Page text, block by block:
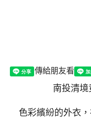
傳給朋友看
南投清
色彩繽紛的外衣